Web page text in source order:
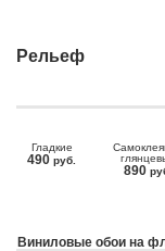
Рельеф
Гладкие
490 руб.
890
Виниловые обои на